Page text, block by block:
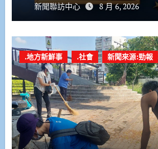
新聞聯訪中心 8 月 6, 2026
.地方新鮮事 .社會 新聞來源:勁報